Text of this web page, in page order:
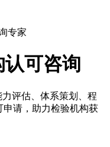
专家
认可咨询
评估、体系策划、程
申请，助力检验机构获